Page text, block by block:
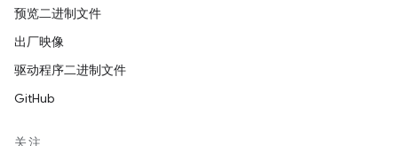
预览二进制文件
出厂映像
驱动程序二进制文件
GitHub
关注